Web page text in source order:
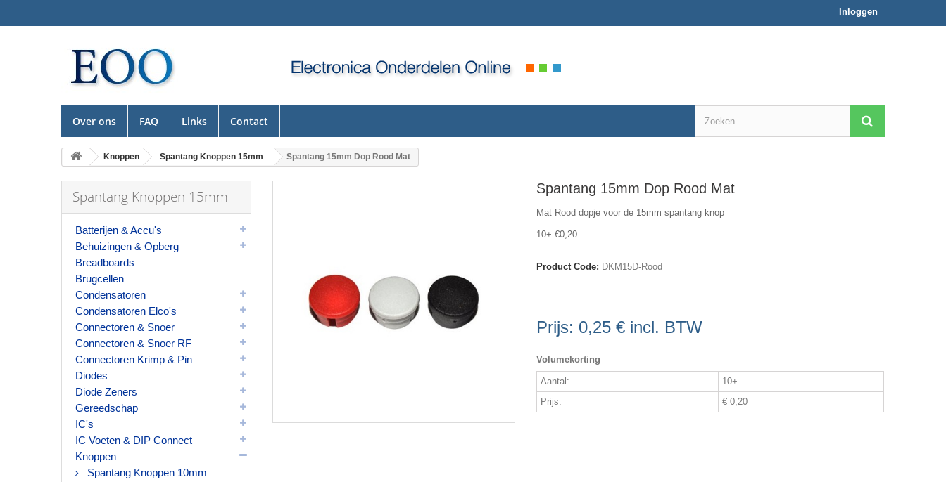
Inloggen
Over ons FAQ Links Contact
Knoppen Spantang Knoppen 15mm Spantang 15mm Dop Rood Mat
Spantang Knoppen 15mm
Batterijen & Accu's
Behuizingen & Opberg
Breadboards
Brugcellen
Condensatoren
Condensatoren Elco's
Connectoren & Snoer
Connectoren & Snoer RF
Connectoren Krimp & Pin
Diodes
Diode Zeners
Gereedschap
IC's
IC Voeten & DIP Connect
Knoppen
Spantang Knoppen 10mm
Spantang 15mm Dop Rood Mat
Mat Rood dopje voor de 15mm spantang knop
10+ €0,20
Product Code: DKM15D-Rood
Prijs: 0,25 € incl. BTW
Volumekorting
Aantal:
10+
Prijs:
€ 0,20